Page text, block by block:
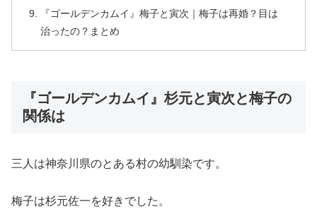
『ゴールデンカムイ』梅子と寅次｜梅子は再婚？目は
治ったの？まとめ
『ゴールデンカムイ』杉元と寅次と梅子の
関係は
三人は神奈川県のとある村の幼馴染です。
梅子は杉元佐一を好きでした。